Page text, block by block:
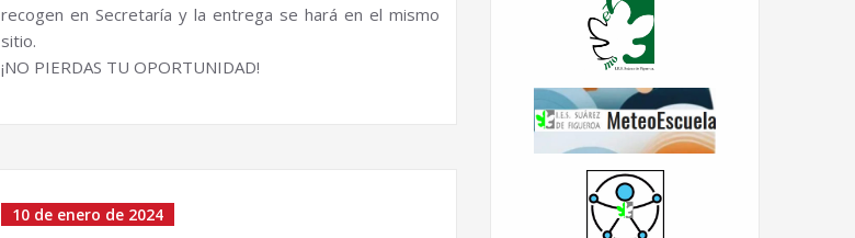
recogen en Secretaría y la entrega se hará en el mismo
sitio.
¡NO PIERDAS TU OPORTUNIDAD!
10 de enero de 2024